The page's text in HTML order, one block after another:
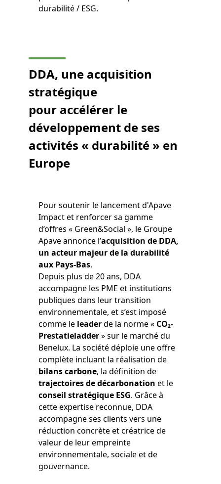
durabilité / ESG.
DDA, une acquisition
stratégique
pour accélérer le
développement de ses
activités « durabilité » en
Europe
Pour soutenir le lancement d'Apave
Impact et renforcer sa gamme
d’offres « Green&Social », le Groupe
Apave annonce l’acquisition de DDA,
un acteur majeur de la durabilité
aux Pays-Bas.
Depuis plus de 20 ans, DDA
accompagne les PME et institutions
publiques dans leur transition
environnementale, et s’est imposé
comme le leaderde la norme « CO₂-
Prestatieladder» sur le marché du
Benelux. La société déploie une offre
complète incluant la réalisation de
bilans carbone, la définition de
trajectoires de décarbonation et le
conseil stratégique ESG. Grâce à
cette expertise reconnue, DDA
accompagne ses clients vers une
réduction concrète et créatrice de
valeur de leur empreinte
environnementale, sociale et de
gouvernance.